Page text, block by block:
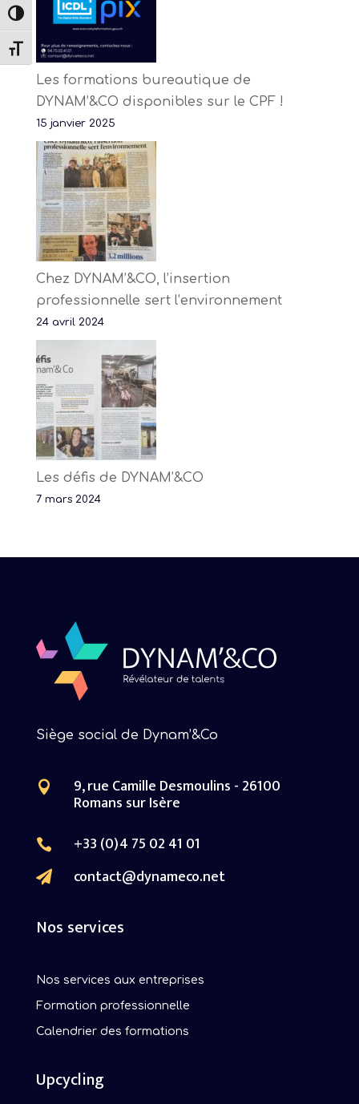
Passer en contraste élevé
Changer la taille de la police
Les formations bureautique de
DYNAM’&CO disponibles sur le CPF !
15 janvier 2025
Chez DYNAM’&CO, l’insertion
professionnelle sert l’environnement
24 avril 2024
Les défis de DYNAM’&CO
7 mars 2024
Siège social de Dynam’&Co
 9, rue Camille Desmoulins - 26100
Romans sur Isère
 +33 (0)4 75 02 41 01
 contact@dynameco.net
Nos services
Nos services aux entreprises
Formation professionnelle
Calendrier des formations
Upcycling